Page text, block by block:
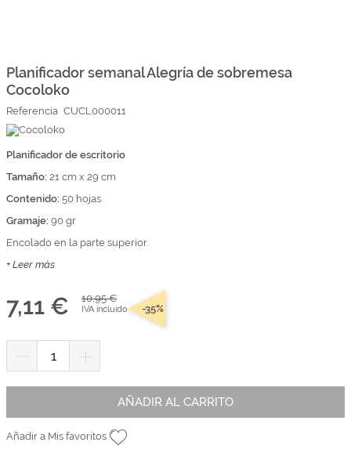
Top Ventas
Iniciar sesión/Regístrate
Somos Kimidori
comienzo
de
la
galería
imágenes
Planificador semanal Alegría de sobremesa
Cocoloko
Referencia CUCL000011
Planificador de escritorio
Tamaño: 21 cm x 29 cm
Contenido: 50 hojas
Gramaje: 90 gr
Encolado en la parte superior.
+ Leer más
7,11 € 10,95 €
IVA incluido -35%
AÑADIR AL CARRITO
Añadir a Mis favoritos